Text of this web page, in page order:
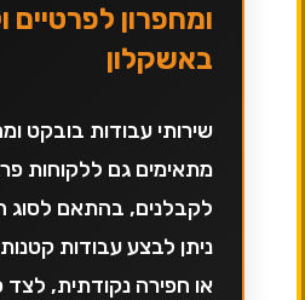
ומחפרון לפרטיים
באשקלון
שירותי עבודות בובקט
מתאימים גם ללקוחות
לקבלנים, בהתאם לסוג
ניתן לבצע עבודות קטנות
או חפירה נקודתית, לצד